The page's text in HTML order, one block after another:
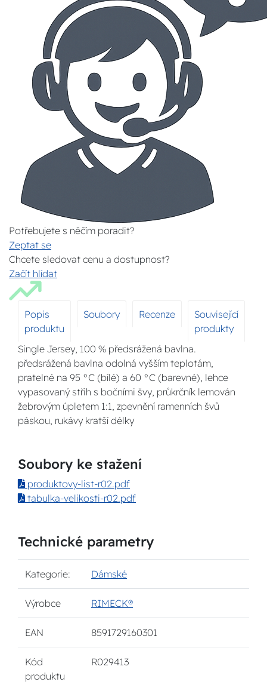
Potřebujete s něčím poradit?
Zeptat se
Chcete sledovat cenu a dostupnost?
Začít hlídat
Popis
produktu
Soubory Recenze
Související
produkty
Single Jersey, 100 % předsrážená bavlna.
předsrážená bavlna odolná vyšším teplotám,
pratelné na 95 °C (bílé) a 60 °C (barevné), lehce
vypasovaný střih s bočními švy, průkrčník lemován
žebrovým úpletem 1:1, zpevnění ramenních švů
páskou, rukávy kratší délky
Soubory ke stažení
produktovy-list-r02.pdf
tabulka-velikosti-r02.pdf
Technické parametry
Kategorie: Dámské
Výrobce RIMECK®
EAN 8591729160301
Kód
produktu
R029413